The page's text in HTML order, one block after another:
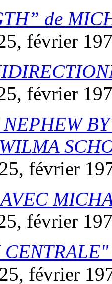
de
février
février
NEPHEW
février
février
février